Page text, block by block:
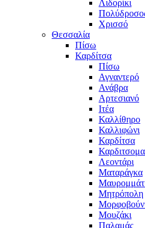
Λιδορίκι
Χρισσό
Θεσσαλία
Πίσω
Καρδίτσα
Πίσω
Αγναντερό
Ανάβρα
Αρτεσιανό
Ιτέα
Καλλίθηρο
Καλλιφώνι
Καρδίτσα
Λεοντάρι
Ματαράγκα
Μητρόπολη
Μουζάκι
Παλαμάς